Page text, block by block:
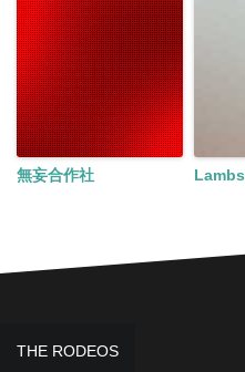
無妄合作社 Lambs
投
THE RODEOS